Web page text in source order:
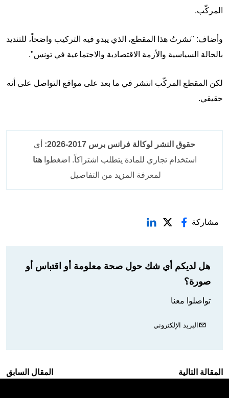
المركّب.
وأضاف: "نشرتُ هذا المقطع، الذي يبدو فيه التركيب واضحاً، للتنديد
بالحالة السياسية والأزمة الاقتصادية والاجتماعية في تونس".
لكن المقطع المركّب انتشر في ما بعد على مواقع التواصل على أنه
حقيقي.
حقوق النشر لوكالة فرانس برس 2017-2026:
أي
استخدام تجاري للمادة يتطلب اشتراكاً. اضغطواهنا
لمعرفة المزيد من التفاصيل
مشاركة
هل لديكم أي شك حول صحة معلومة أو اقتباس أو
صورة؟
تواصلوا معنا
البريد الإلكتروني
المقالة التالية المقال السابق